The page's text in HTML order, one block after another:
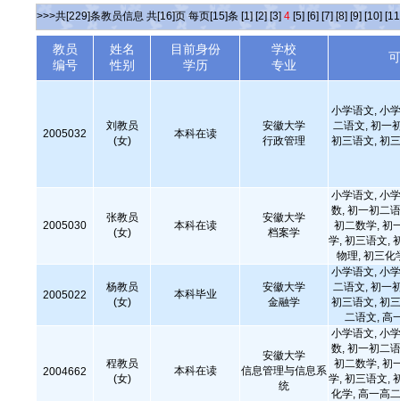
>>>共[229]条教员信息 共[16]页 每页[15]条 [1] [2] [3] 4 [5] [6] [7] [8] [9] [10]
教员
编号
姓名
性别
目前身份
学历
学校
专业
2005032
刘教员
(女)
本科在读
安徽大学
行政管理
小学语文, 小
二语文, 初一
初三语文, 初
2005030
张教员
(女)
本科在读
安徽大学
档案学
小学语文, 小
数, 初一初二
初二数学, 初
学, 初三语文,
物理, 初三化
2005022
杨教员
(女)
本科毕业
安徽大学
金融学
小学语文, 小
二语文, 初一
初三语文, 初
二语文, 高
2004662
程教员
(女)
本科在读
安徽大学
信息管理与信息系
统
小学语文, 小
数, 初一初二
初二数学, 初
学, 初三语文,
化学, 高一高